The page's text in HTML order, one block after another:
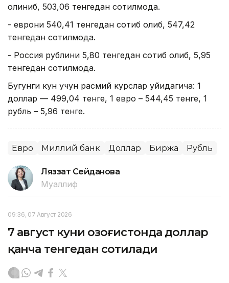
олиниб, 503,06 тенгедан сотилмоқда.
- еврони 540,41 тенгедан сотиб олиб, 547,42
тенгедан сотилмоқда.
- Россия рублини 5,80 тенгедан сотиб олиб, 5,95
тенгедан сотилмоқда.
Бугунги кун учун расмий курслар қуйидагича: 1
доллар — 499,04 тенге, 1 евро – 544,45 тенге, 1
рубль – 5,96 тенге.
Евро Миллий банк Доллар Биржа Рубль
Ляззат Сейданова
Муаллиф
09:36, 07 Август 2026
7 август куни Қозоғистонда доллар
қанча тенгедан сотилади